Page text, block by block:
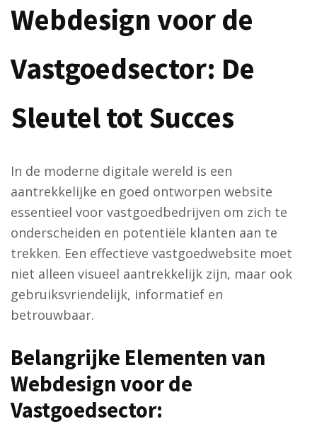
Webdesign voor de
Vastgoedsector: De
Sleutel tot Succes
In de moderne digitale wereld is een
aantrekkelijke en goed ontworpen website
essentieel voor vastgoedbedrijven om zich te
onderscheiden en potentiële klanten aan te
trekken. Een effectieve vastgoedwebsite moet
niet alleen visueel aantrekkelijk zijn, maar ook
gebruiksvriendelijk, informatief en
betrouwbaar.
Belangrijke Elementen van
Webdesign voor de
Vastgoedsector: